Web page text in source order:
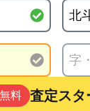
料 査定スタ